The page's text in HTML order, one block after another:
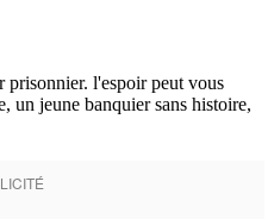
prisonnier. l'espoir peut vous
un jeune banquier sans histoire,